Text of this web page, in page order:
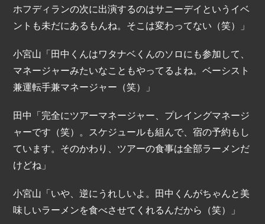
ホフディランの次に出演するのはサニーデイというイベ
ントも未だにあるもんね。そこは変わってない（笑）」
小宮山「田中くんはワタナベくんのソロにも参加して、
マネージャーみたいなこともやってるよね。ベーシスト
兼運転手兼マネージャー（笑）」
田中「完全にツアーマネージャー、プレイングマネージ
ャーです（笑）。スケジュールも組んで、宿の予約もし
ています。そのかわり、ツアーの食事は全部ラーメンだ
けどね」
小宮山「いや、逆にうれしいよ。田中くんがちゃんと美
味しいラーメンを食べさせてくれるんだから（笑）」